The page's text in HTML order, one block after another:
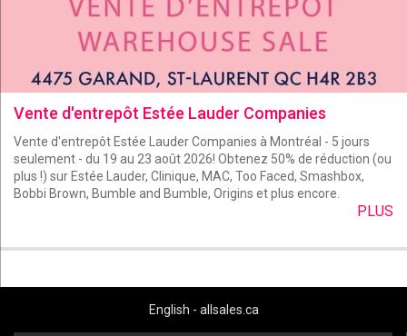
Vente d'entrepôt Estée Lauder Companies
Vente d'entrepôt Estée Lauder Companies à Montréal - 5 jours
seulement - du 19 au 23 août 2026! Obtenez 50% de réduction (ou
plus !) sur Estée Lauder, Clinique, MAC, Too Faced, Smashbox,
Bobbi Brown, Bumble and Bumble, Origins et plus encore.
PLUS
English - allsales.ca